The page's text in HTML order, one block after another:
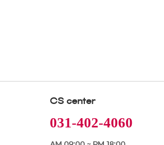
CS center
031-402-4060